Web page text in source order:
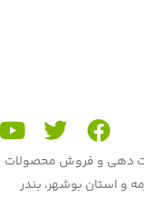
خدمات دهی و فروش محصولات
و استان بوشهر، بندر